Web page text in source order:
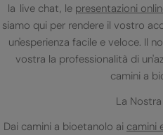
la live chat, le presentazioni
siamo qui per rendere il vostro
un'esperienza facile e veloce. Il
vostra la professionalità di
camini a
La
Dai camini a bioetanolo ai camini